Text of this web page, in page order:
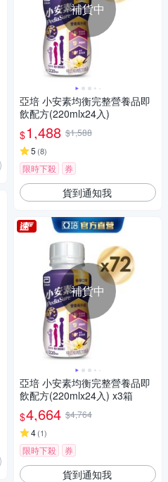
補貨中
亞培 小安素均衡完整營養品即
飲配方(220mlx24入)
$1,488 $1,588
5 (8)
限時下殺 券
貨到通知我
補貨中
亞培 小安素均衡完整營養品即
飲配方(220mlx24入) x3箱
$4,664 $4,764
4(1)
限時下殺 券
貨到通知我